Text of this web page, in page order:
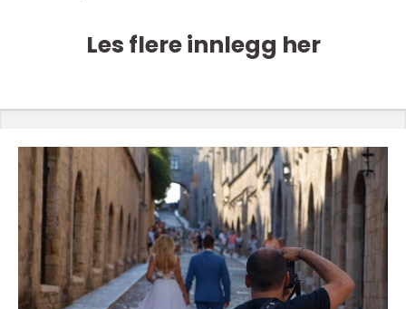
Les flere innlegg her